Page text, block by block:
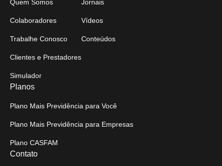
Quem Somos
Colaboradores
Trabalhe Conosco
Clientes e Prestadores
Simulador
Jornais
Vídeos
Conteúdos
Planos
Plano Mais Previdência para Você
Plano Mais Previdência para Empresas
Plano CASFAM
Contato